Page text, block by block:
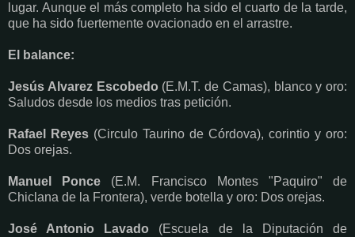
lugar. Aunque el más completo ha sido el cuarto de la tarde,
que ha sido fuertemente ovacionado en el arrastre.
El balance:
Jesús Alvarez Escobedo (E.M.T. de Camas), blanco y oro:
Saludos desde los medios tras petición.
Rafael Reyes (Circulo Taurino de Córdova), corintio y oro:
Dos orejas.
Manuel Ponce (E.M. Francisco Montes "Paquiro" de
Chiclana de la Frontera), verde botella y oro: Dos orejas.
José Antonio Lavado (Escuela de la Diputación de